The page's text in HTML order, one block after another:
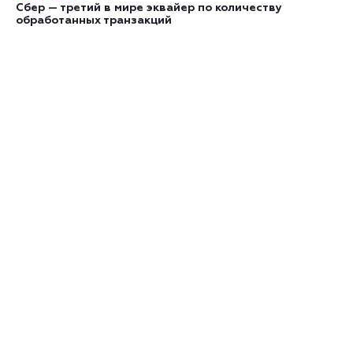
Сбер — третий в мире эквайер по количеству
обработанных транзакций